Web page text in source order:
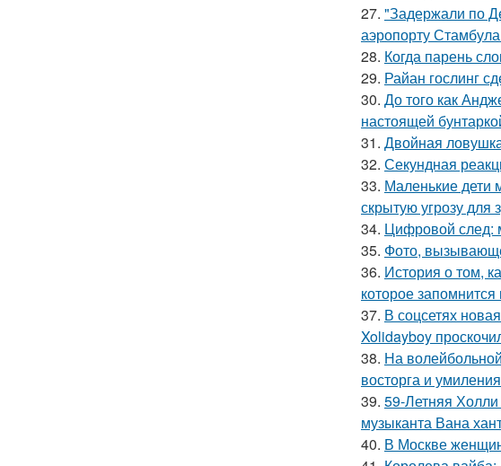
27. "Задержали по
аэропорту
28. Когда парень
29. Райан гослинг
30. До того как
настоящей
31. Двойная
32. Секундная
33. Маленькие дети
скрытую угрозу для
34. Цифровой след:
35. Фото,
36. История о том,
которое
37. В соцсетях
Xolidayboy
38. На
восторга и
39. 59-Летняя
музыканта Вана
40. В Москве